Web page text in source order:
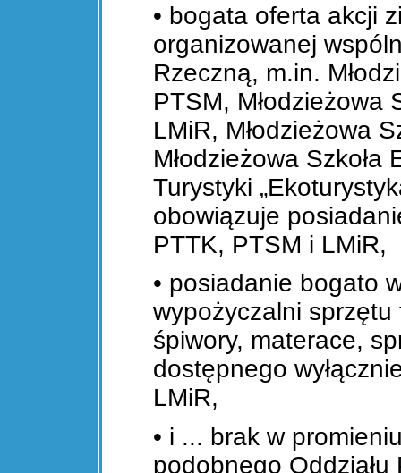
• bogata oferta akcji
organizowanej
Rzeczną, m.in.
PTSM, Młodzieżowa
LMiR, Młodzieżowa
Młodzieżowa Szkoła
Turystyki
obowiązuje
PTTK, PTSM i LMiR,
• posiadanie bogato
wypożyczalni
śpiwory, materace,
dostępnego
LMiR,
• i ... brak w
podobnego Oddziału